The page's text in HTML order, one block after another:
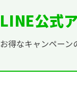
LINE公式
お得なキャンペーン